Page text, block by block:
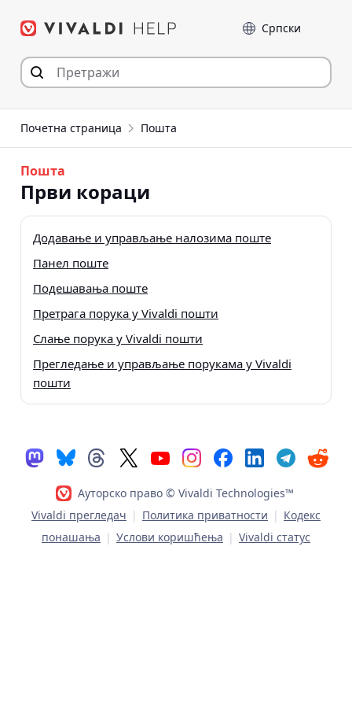
Језик
Почетна страница Пошта
Пошта
Први кораци
Додавање и управљање налозима поште
Панел поште
Подешавања поште
Претрага порука у Vivaldi пошти
Слање порука у Vivaldi пошти
Прегледање и управљање порукама у Vivaldi
пошти
Ауторско право © Vivaldi Technologies™
Vivaldi прегледач | Политика приватности | Кодекс
понашања | Услови коришћења | Vivaldi статус